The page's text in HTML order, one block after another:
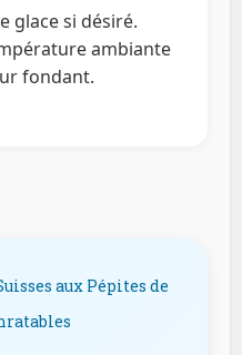
glace si désiré.
ambiante
fondant.
aux Pépites de